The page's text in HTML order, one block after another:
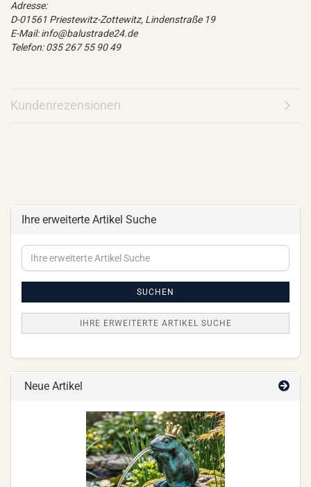
Adresse:
D-01561 Priestewitz-Zottewitz, Lindenstraße 19
E-Mail: info@balustrade24.de
Telefon: 035 267 55 90 49
Kundenrezensionen
Ihre erweiterte Artikel Suche
Ihre
erweiterte
SUCHEN
IHRE ERWEITERTE ARTIKEL SUCHE
Neue Artikel